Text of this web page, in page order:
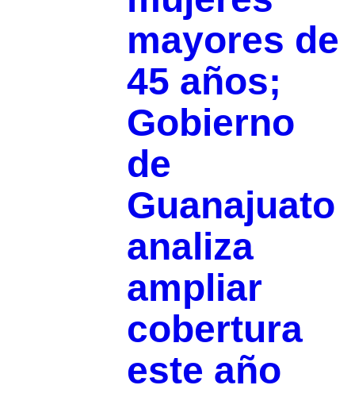
mayores de
45 años;
Gobierno
de
Guanajuato
analiza
ampliar
cobertura
este año